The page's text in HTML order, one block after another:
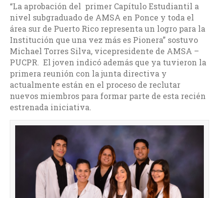
“La aprobación del primer Capítulo Estudiantil a
nivel subgraduado de AMSA en Ponce y toda el
área sur de Puerto Rico representa un logro para la
Institución que una vez más es Pionera” sostuvo
Michael Torres Silva, vicepresidente de AMSA –
PUCPR. El joven indicó además que ya tuvieron la
primera reunión con la junta directiva y
actualmente están en el proceso de reclutar
nuevos miembros para formar parte de esta recién
estrenada iniciativa.